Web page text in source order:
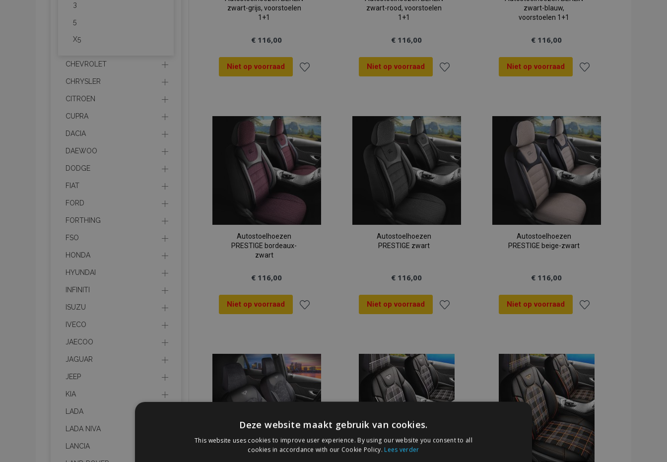
zwart-grijs, voorstoelen
1+1
€ 116,00
Niet op voorraad
aan
verlanglijst
zwart-rood, voorstoelen
1+1
€ 116,00
Niet op voorraad
aan
verlanglijst
zwart-blauw,
voorstoelen 1+1
€ 116,00
Niet op voorraad
aan
verlanglijst
Autostoelhoezen
PRESTIGE bordeaux-
zwart
€ 116,00
Niet op voorraad
aan
verlanglijst
Autostoelhoezen
PRESTIGE zwart
€ 116,00
Niet op voorraad
aan
verlanglijst
Autostoelhoezen
PRESTIGE beige-zwart
€ 116,00
Niet op voorraad
aan
verlanglijst
3
5
X5
CHEVROLET
CHRYSLER
CITROEN
CUPRA
DACIA
DAEWOO
DODGE
FIAT
FORD
FORTHING
FSO
HONDA
HYUNDAI
INFINITI
ISUZU
IVECO
JAECOO
JAGUAR
JEEP
KIA
LADA
LADA NIVA
LANCIA
Deze website maakt gebruik van cookies.
This website uses cookies to improve user experience. By using our website you consent to all
cookies in accordance with our Cookie Policy. Lees verder